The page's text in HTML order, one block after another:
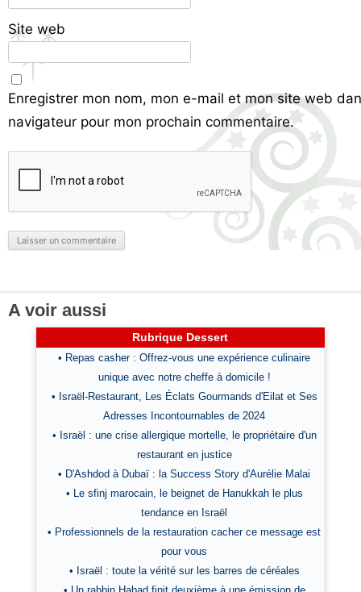
Site web
Enregistrer mon nom, mon e-mail et mon site web
navigateur pour mon prochain commentaire.
A voir aussi
Rubrique Dessert
• Repas casher : Offrez-vous une expérience culinaire
unique avec notre cheffe à domicile !
• Israël-Restaurant, Les Éclats Gourmands d'Eilat et Ses
Adresses Incontournables de 2024
• Israël : une crise allergique mortelle, le propriétaire d'un
restaurant en justice
• D'Ashdod à Dubaï : la Success Story d'Aurélie Malai
• Le sfinj marocain, le beignet de Hanukkah le plus
tendance en Israël
• Professionnels de la restauration cacher ce message est
pour vous
• Israël : toute la vérité sur les barres de céréales